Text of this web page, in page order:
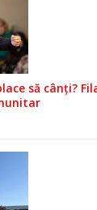
să cânți?